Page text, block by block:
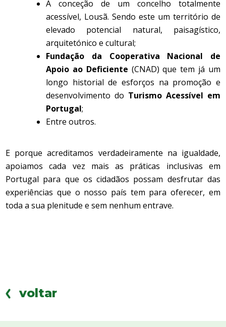
A conceção de um concelho totalmente
acessível, Lousã. Sendo este um território de
elevado potencial natural, paisagístico,
arquitetónico e cultural;
Fundação da Cooperativa Nacional de
Apoio ao Deficiente (CNAD) que tem já um
longo historial de esforços na promoção e
desenvolvimento do Turismo Acessível em
Portugal;
Entre outros.
E porque acreditamos verdadeiramente na igualdade,
apoiamos cada vez mais as práticas inclusivas em
Portugal para que os cidadãos possam desfrutar das
experiências que o nosso país tem para oferecer, em
toda a sua plenitude e sem nenhum entrave.
voltar